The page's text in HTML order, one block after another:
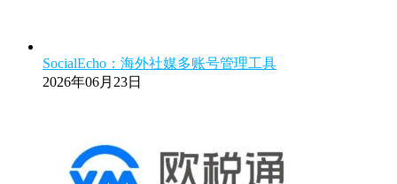
SocialEcho：海外社媒多账号管理工具
2026年06月23日